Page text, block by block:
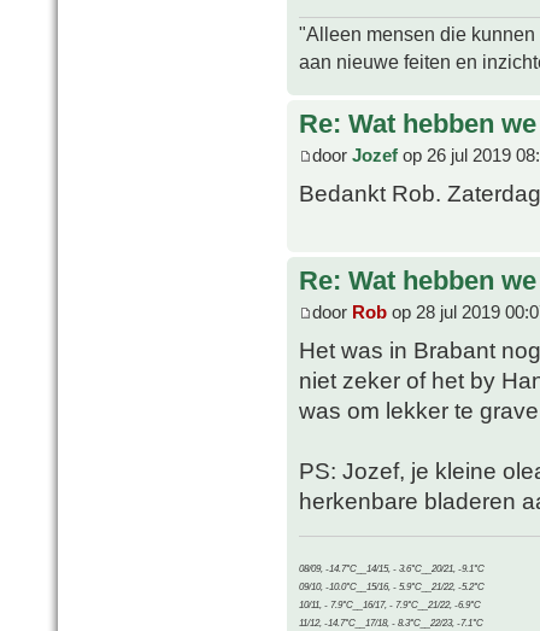
"Alleen mensen die
aan nieuwe feiten en
Re: Wat hebben
door Jozef op 26 jul 2019
Bedankt Rob.
Re: Wat hebben
door Rob op 28 jul 2019
Het was in Brabant
niet zeker of het by
was om lekker te
PS: Jozef, je kleine
herkenbare bladeren
08/09, -14.7°C__14/15, - 3.6°C__20/21, -9.1°C
09/10, -10.0°C__15/16, - 5.9°C__21/22, -5.2°C
10/11, - 7.9°C__16/17, - 7.9°C__21/22, -6.9°C
11/12, -14.7°C__17/18, - 8.3°C__22/23, -7.1°C